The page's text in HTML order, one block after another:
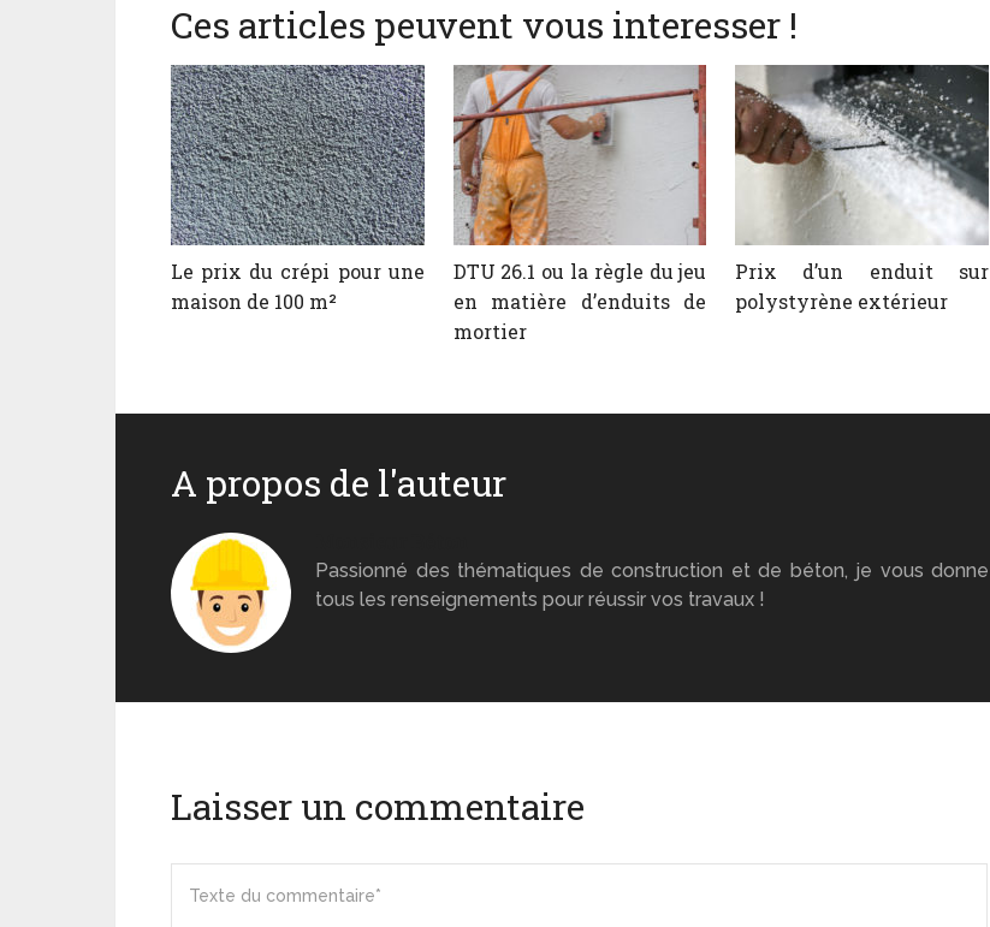
Ces articles peuvent vous interesser !
Le prix du crépi pour une
maison de 100 m²
DTU 26.1 ou la règle du jeu
en matière d’enduits de
mortier
Prix d’un enduit sur
polystyrène extérieur
A propos de l'auteur
Passionné des thématiques de construction et de béton, je vous donne
tous les renseignements pour réussir vos travaux !
Laisser un commentaire